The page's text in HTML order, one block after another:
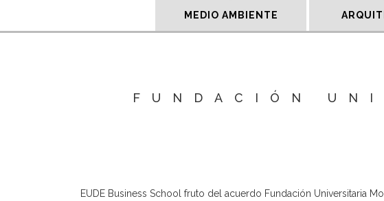
MEDIO AMBIENTE
FUNDACIÓN
EUDE Business School fruto del acuerdo Fundación Universitaria